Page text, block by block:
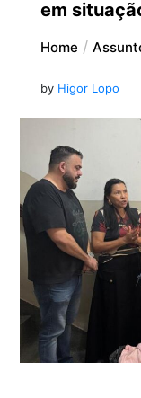
em
Home
by Higor Lopo